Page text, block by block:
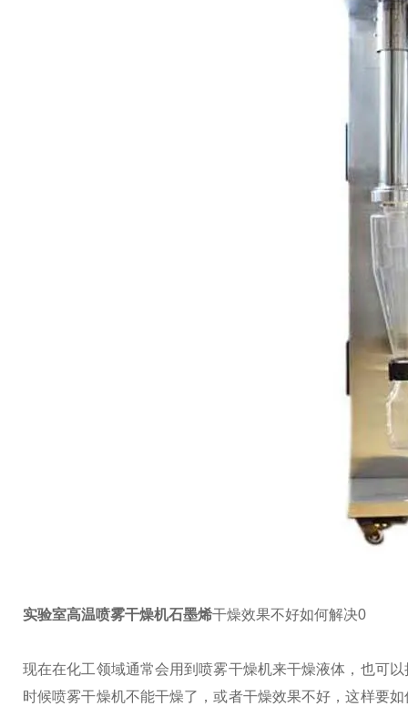
实验室高温喷雾干燥机石墨烯干燥效果不好如何解决0
现在在化工领域通常会用到喷雾干燥机来干燥液体，也可
时候喷雾干燥机不能干燥了，或者干燥效果不好，这样要